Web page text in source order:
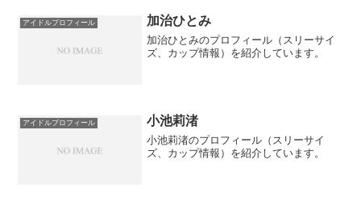
アイドルプロフィール 加治ひとみ
加治ひとみのプロフィール（スリーサイ
ズ、カップ情報）を紹介しています。
アイドルプロフィール 小池莉渚
小池莉渚のプロフィール（スリーサイ
ズ、カップ情報）を紹介しています。